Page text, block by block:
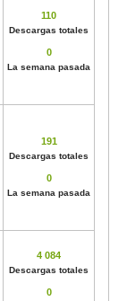
110
Descargas totales
0
La semana pasada
191
Descargas totales
0
La semana pasada
4 084
Descargas totales
0